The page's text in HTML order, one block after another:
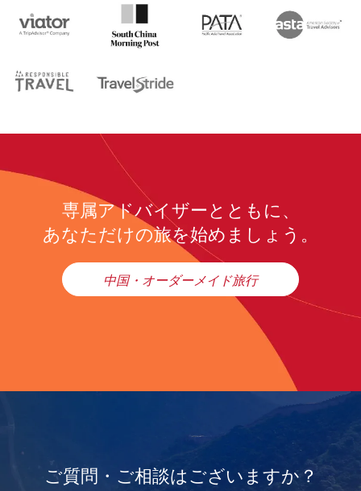
専属アドバイザーとともに、
あなただけの旅を始めましょう。
中国・オーダーメイド旅行
ご質問・ご相談はございますか？